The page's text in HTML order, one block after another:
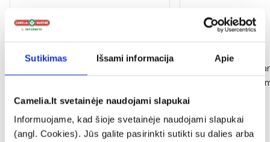
Sutikimas Išsami informacija Apie
Camelia.lt svetainėje naudojami slapukai
Informuojame, kad šioje svetainėje naudojami slapukai
(angl. Cookies). Jūs galite pasirinkti sutikti su dalies arba
Įvertinimas 5.0 iš 5
2,49 € 4,99 €
DELIA micelinis
PURIFYING, 500
Įvertinimas 5.0 iš 5
2,49 € 4,99 €